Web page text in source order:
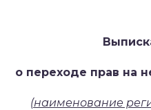
о переходе прав на
(наименование